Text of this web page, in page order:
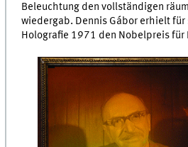
Beleuchtung den vollständigen
wiedergab. Dennis Gábor erhielt für
Holografie 1971 den Nobelpreis für